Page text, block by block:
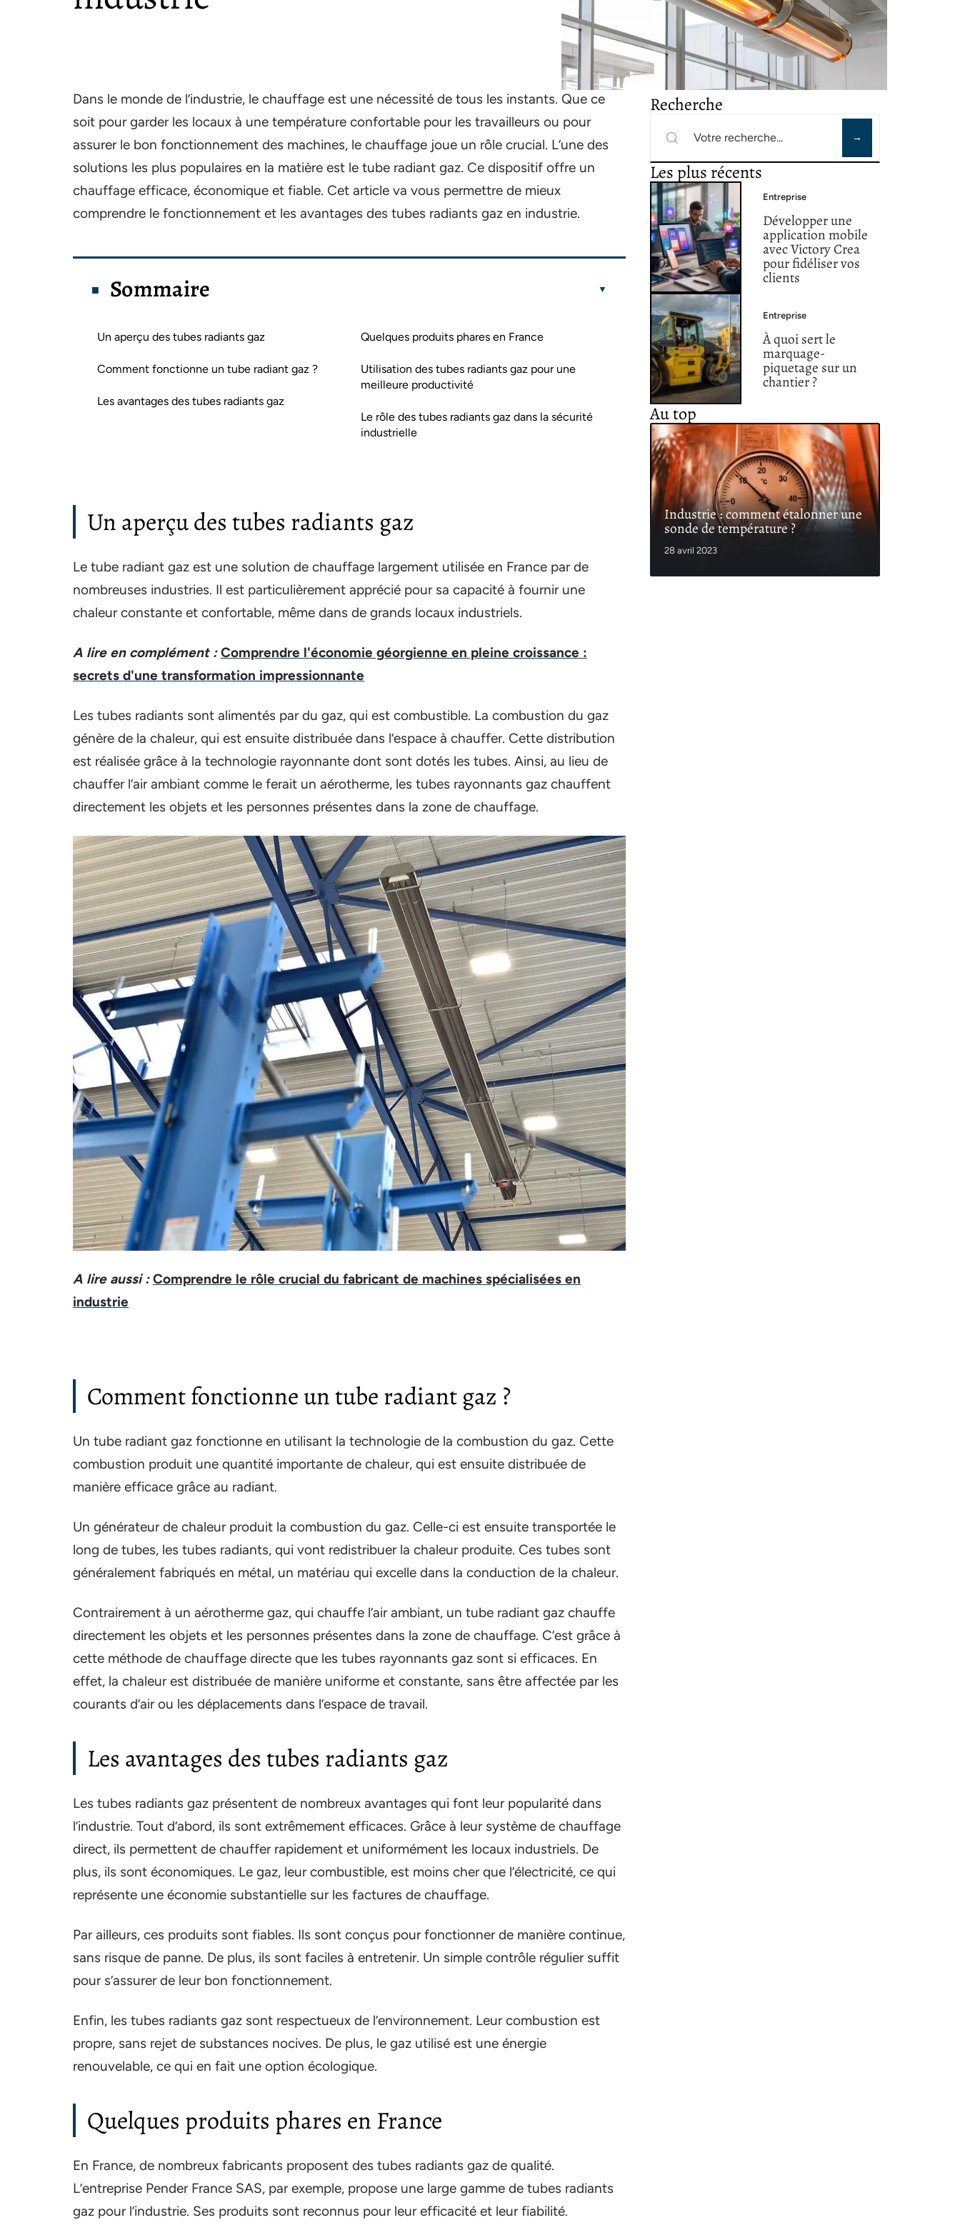
Dans le monde de l’industrie, le chauffage est une nécessité de tous les instants. Que ce
soit pour garder les locaux à une température confortable pour les travailleurs ou pour
assurer le bon fonctionnement des machines, le chauffage joue un rôle crucial. L’une des
solutions les plus populaires en la matière est le tube radiant gaz. Ce dispositif offre un
chauffage efficace, économique et fiable. Cet article va vous permettre de mieux
comprendre le fonctionnement et les avantages des tubes radiants gaz en industrie.
Sommaire
Un aperçu des tubes radiants gaz
Comment fonctionne un tube radiant gaz ?
Les avantages des tubes radiants gaz
Quelques produits phares en France
Utilisation des tubes radiants gaz pour une
meilleure productivité
Le rôle des tubes radiants gaz dans la sécurité
industrielle
Un aperçu des tubes radiants gaz
Le tube radiant gaz est une solution de chauffage largement utilisée en France par de
nombreuses industries. Il est particulièrement apprécié pour sa capacité à fournir une
chaleur constante et confortable, même dans de grands locaux industriels.
A lire en complément : Comprendre l'économie géorgienne en pleine croissance :
secrets d'une transformation impressionnante
Les tubes radiants sont alimentés par du gaz, qui est combustible. La combustion du gaz
génère de la chaleur, qui est ensuite distribuée dans l’espace à chauffer. Cette distribution
est réalisée grâce à la technologie rayonnante dont sont dotés les tubes. Ainsi, au lieu de
chauffer l’air ambiant comme le ferait un aérotherme, les tubes rayonnants gaz chauffent
directement les objets et les personnes présentes dans la zone de chauffage.
A lire aussi : Comprendre le rôle crucial du fabricant de machines spécialisées en
industrie
Comment fonctionne un tube radiant gaz ?
Un tube radiant gaz fonctionne en utilisant la technologie de la combustion du gaz. Cette
combustion produit une quantité importante de chaleur, qui est ensuite distribuée de
manière efficace grâce au radiant.
Un générateur de chaleur produit la combustion du gaz. Celle-ci est ensuite transportée le
long de tubes, les tubes radiants, qui vont redistribuer la chaleur produite. Ces tubes sont
généralement fabriqués en métal, un matériau qui excelle dans la conduction de la chaleur.
Contrairement à un aérotherme gaz, qui chauffe l’air ambiant, un tube radiant gaz chauffe
directement les objets et les personnes présentes dans la zone de chauffage. C’est grâce à
cette méthode de chauffage directe que les tubes rayonnants gaz sont si efficaces. En
effet, la chaleur est distribuée de manière uniforme et constante, sans être affectée par les
courants d’air ou les déplacements dans l’espace de travail.
Les avantages des tubes radiants gaz
Les tubes radiants gaz présentent de nombreux avantages qui font leur popularité dans
l’industrie. Tout d’abord, ils sont extrêmement efficaces. Grâce à leur système de chauffage
direct, ils permettent de chauffer rapidement et uniformément les locaux industriels. De
plus, ils sont économiques. Le gaz, leur combustible, est moins cher que l’électricité, ce qui
représente une économie substantielle sur les factures de chauffage.
Par ailleurs, ces produits sont fiables. Ils sont conçus pour fonctionner de manière continue,
sans risque de panne. De plus, ils sont faciles à entretenir. Un simple contrôle régulier suffit
pour s’assurer de leur bon fonctionnement.
Enfin, les tubes radiants gaz sont respectueux de l’environnement. Leur combustion est
propre, sans rejet de substances nocives. De plus, le gaz utilisé est une énergie
renouvelable, ce qui en fait une option écologique.
Quelques produits phares en France
En France, de nombreux fabricants proposent des tubes radiants gaz de qualité.
L’entreprise Pender France SAS, par exemple, propose une large gamme de tubes radiants
gaz pour l’industrie. Ses produits sont reconnus pour leur efficacité et leur fiabilité.
Recherche
Les plus récents
Entreprise
Développer une
application mobile
avec Victory Crea
pour fidéliser vos
clients
Entreprise
À quoi sert le
marquage-
piquetage sur un
chantier ?
Au top
Industrie : comment étalonner une
sonde de température ?
28 avril 2023